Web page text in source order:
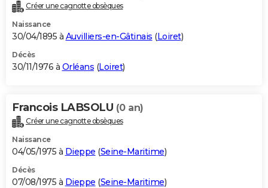
Créer une cagnotte obsèques
Naissance
30/04/1895 à Auvilliers-en-Gâtinais (Loiret)
Décès
30/11/1976 à Orléans (Loiret)
Francois LABSOLU (0 an)
Créer une cagnotte obsèques
Naissance
04/05/1975 à Dieppe (Seine-Maritime)
Décès
07/08/1975 à Dieppe (Seine-Maritime)